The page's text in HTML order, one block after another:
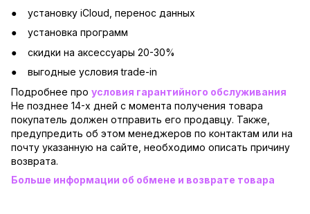
установку iCloud, перенос данных
установка программ
скидки на аксессуары 20-30%
выгодные условия trade-in
Подробнее про условия гарантийного обслуживания
Не позднее 14-х дней с момента получения товара
покупатель должен отправить его продавцу. Также,
предупредить об этом менеджеров по контактам или на
почту указанную на сайте, необходимо описать причину
возврата.
Больше информации об обмене и возврате товара